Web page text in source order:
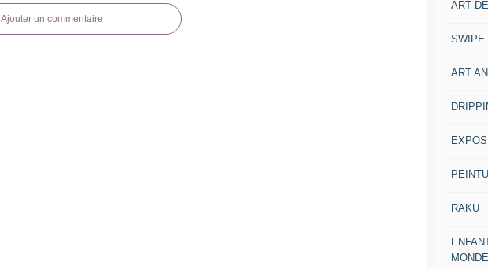
Ajouter un commentaire
ART
SWIPE
ART
RAKU
MONDE